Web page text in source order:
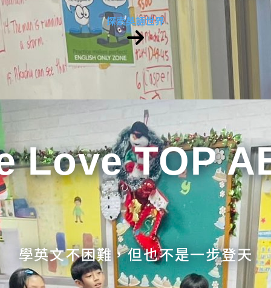
探索英語世界
Love TOP
學英文不困難，但也不是一步登天